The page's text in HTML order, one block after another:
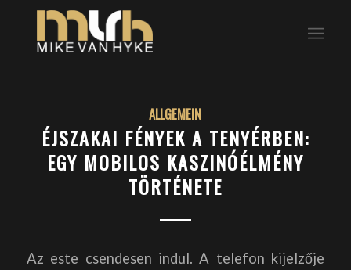
ALLGEMEIN
ÉJSZAKAI FÉNYEK A TENYÉRBEN:
EGY MOBILOS KASZINÓÉLMÉNY
TÖRTÉNETE
Az este csendesen indul. A telefon kijelzője